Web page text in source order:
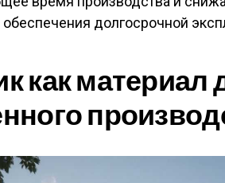
долгосрочной
как материал